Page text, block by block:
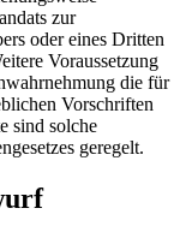
zur
oder eines Dritten
Voraussetzung
die für
Vorschriften
sind solche
geregelt.